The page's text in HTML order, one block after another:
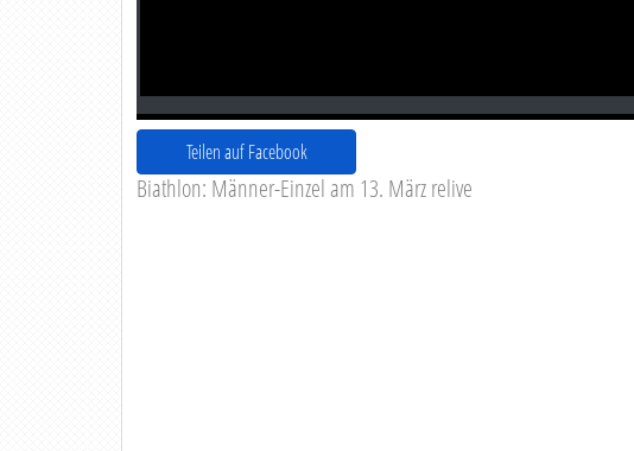
Teilen auf Facebook
Biathlon: Männer-Einzel am 13. März relive